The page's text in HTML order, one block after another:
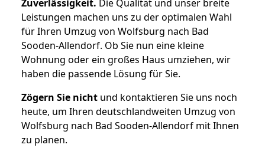
Zuverlässigkeit. Die Qualität und unser breite
Leistungen machen uns zu der optimalen Wahl
für Ihren Umzug von Wolfsburg nach Bad
Sooden-Allendorf. Ob Sie nun eine kleine
Wohnung oder ein großes Haus umziehen, wir
haben die passende Lösung für Sie.
Zögern Sie nicht und kontaktieren Sie uns noch
heute, um Ihren deutschlandweiten Umzug von
Wolfsburg nach Bad Sooden-Allendorf mit Ihnen
zu planen.